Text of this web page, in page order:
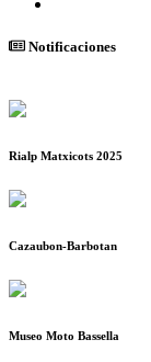
Notificaciones
Rialp Matxicots 2025
Cazaubon-Barbotan
Museo Moto Bassella